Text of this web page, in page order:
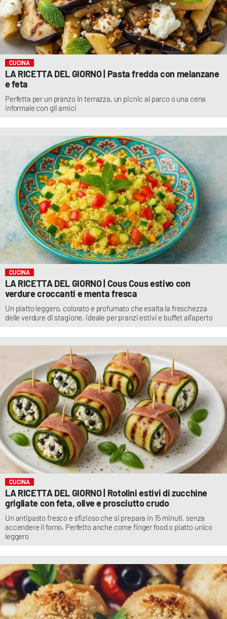
CUCINA
LA RICETTA DEL GIORNO | Pasta fredda con melanzane
e feta
Perfetta per un pranzo in terrazza, un picnic al parco o una cena
informale con gli amici
CUCINA
LA RICETTA DEL GIORNO | Cous Cous estivo con
verdure croccanti e menta fresca
Un piatto leggero, colorato e profumato che esalta la freschezza
delle verdure di stagione, ideale per pranzi estivi e buffet all’aperto
CUCINA
LA RICETTA DEL GIORNO | Rotolini estivi di zucchine
grigliate con feta, olive e prosciutto crudo
Un antipasto fresco e sfizioso che si prepara in 15 minuti, senza
accendere il forno. Perfetto anche come finger food o piatto unico
leggero